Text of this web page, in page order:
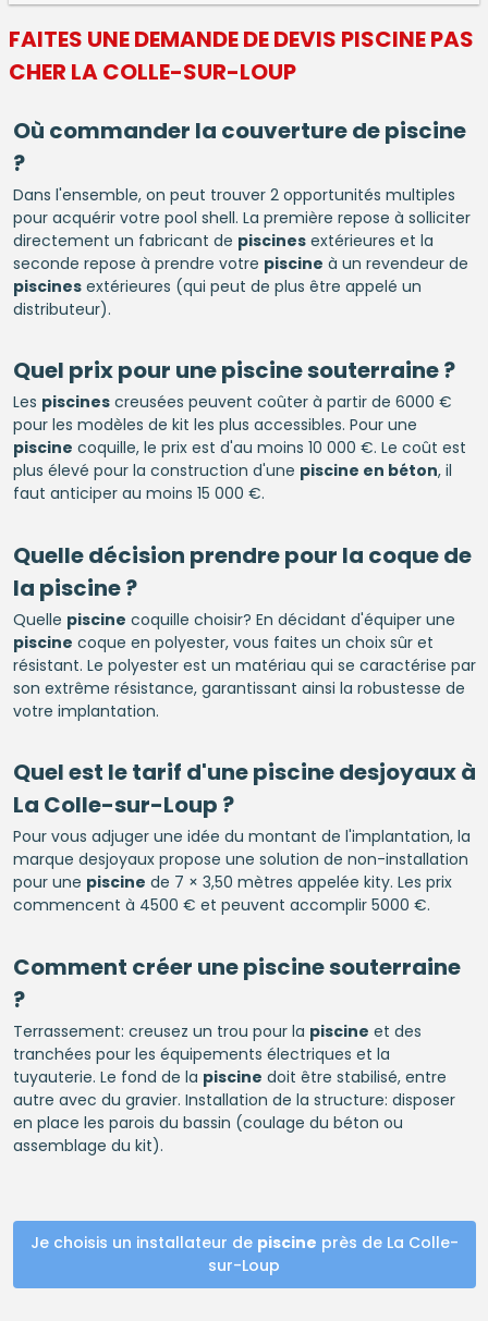
FAITES UNE DEMANDE DE DEVIS PISCINEPAS
CHER LA COLLE-SUR-LOUP
Où commander la couverture depiscine
?
Dans l'ensemble, on peut trouver 2 opportunités multiples
pour acquérir votre pool shell. La première repose à solliciter
directement un fabricant de piscinesextérieures et la
seconde repose à prendre votre piscine à un revendeur de
piscinesextérieures (qui peut de plus être appelé un
distributeur).
Quel prix pour unepiscinesouterraine ?
Les piscinescreusées peuvent coûter à partir de 6000 €
pour les modèles de kit les plus accessibles. Pour une
piscine coquille, le prix est d'au moins 10 000 €. Le coût est
plus élevé pour la construction d'une piscine en béton, il
faut anticiper au moins 15 000 €.
Quelle décision prendre pour la coque de
la piscine?
Quelle piscine coquille choisir? En décidant d'équiper une
piscine coque en polyester, vous faites un choix sûr et
résistant. Le polyester est un matériau qui se caractérise par
son extrême résistance, garantissant ainsi la robustesse de
votre implantation.
Quel est le tarif d'unepiscinedesjoyaux à
La Colle-sur-Loup ?
Pour vous adjuger une idée du montant de l'implantation, la
marque desjoyaux propose une solution de non-installation
pour une piscine de 7 × 3,50 mètres appelée kity. Les prix
commencent à 4500 € et peuvent accomplir 5000 €.
Comment créer unepiscinesouterraine
?
Terrassement: creusez un trou pour la piscine et des
tranchées pour les équipements électriques et la
tuyauterie. Le fond de la piscine doit être stabilisé, entre
autre avec du gravier. Installation de la structure: disposer
en place les parois du bassin (coulage du béton ou
assemblage du kit).
Je choisis un installateur de piscine près de La Colle-
sur-Loup